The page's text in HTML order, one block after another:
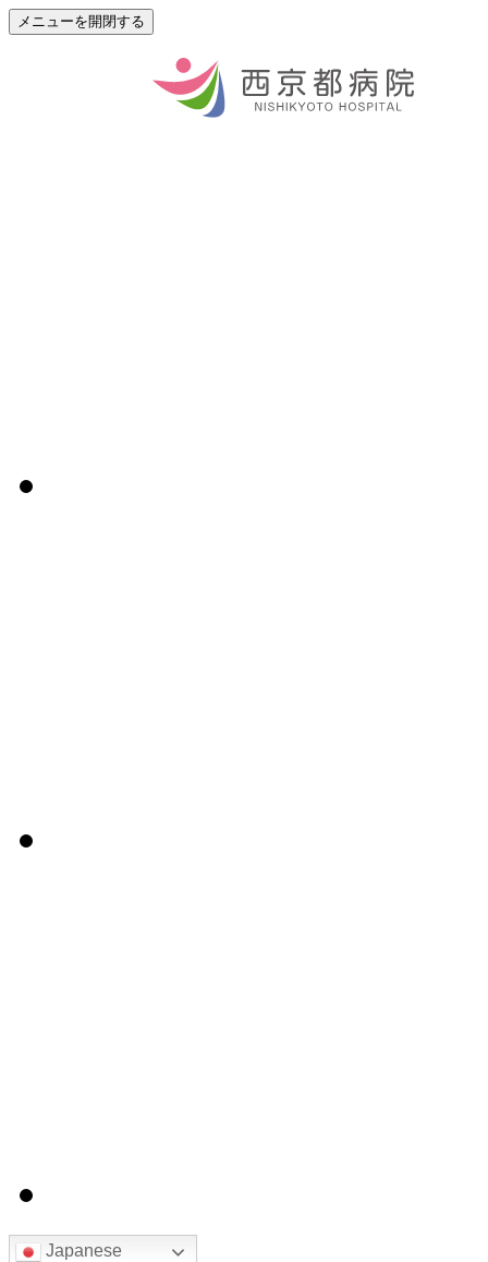
メニューを開閉する
Japanese